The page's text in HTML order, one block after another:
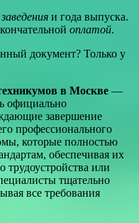
заведения и года выпуска.
оплатой.
документ? Только у
в Москве —
официально
завершение
профессионального
которые полностью
обеспечивая их
или
тщательно
все требования